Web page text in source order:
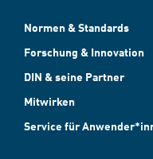
Normen & Standards
Forschung & Innovation
DIN & seine Partner
Mitwirken
Service für